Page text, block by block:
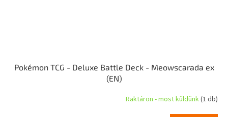
Pokémon TCG - Deluxe Battle Deck - Meowscarada ex
(EN)
Raktáron - most küldünk(1 db)